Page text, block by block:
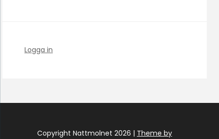
Logga in
Copyright Nattmolnet 2026 | Theme by